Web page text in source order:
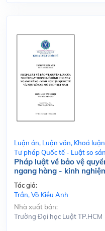
Luận án, Luận văn, Khoá luận
Tư pháp Quốc tế - Luật so
Pháp luật về bảo vệ
ngang hàng - kinh
Tác giả:
Trần, Võ Kiều Anh
Nhà xuất bản:
Trường Đại học Luật TP.HCM